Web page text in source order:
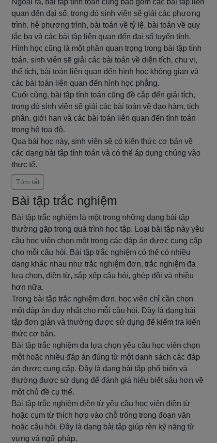
Ngoài ra, bài tập tính toán cũng bao gồm các bài tập liên
quan đến đại số, trong đó sinh viên sẽ giải các phương
trình, hệ phương trình, bài toán về tỷ lệ, bài toán về quy
tắc ba và các bài tập liên quan đến đại số tuyến tính.
Hình học cũng là một phần quan trọng trong bài tập tính
toán, sinh viên sẽ giải các bài toán về diện tích, chu vi,
thể tích, bài toán liên quan đến hình học không gian và
các bài toán liên quan đến hình học phẳng.
Cuối cùng, bài tập tính toán cũng đề cập đến giải tích,
trong đó sinh viên sẽ giải các bài toán về đạo hàm, tích
phân, giới hạn và các bài toán liên quan đến tính toán
trong hệ tọa độ.
Qua bài học này, sinh viên sẽ có kiến thức cơ bản về
các dạng bài tập tính toán và có thể áp dụng chúng vào
thực tế.
Tóm tắt
Bài tập trắc nghiệm
Bài tập trắc nghiệm là một trong những dạng bài tập
thường gặp trong quá trình học tập. Loại bài tập này yêu
cầu học viên chọn một trong các đáp án được cung cấp
cho mỗi câu hỏi. Bài tập trắc nghiệm có thể có nhiều
dạng khác nhau như trắc nghiệm đơn, trắc nghiệm đa
lựa chọn, điền từ, sắp xếp câu hỏi, ghép đôi và nhiều
hơn nữa.
Trong bài tập trắc nghiệm đơn, học viên chỉ cần chọn
một đáp án duy nhất cho mỗi câu hỏi. Đây là dạng bài
tập đơn giản và thường được sử dụng để kiểm tra kiến
thức cơ bản.
Bài tập trắc nghiệm đa lựa chọn yêu cầu học viên chọn
một hoặc nhiều đáp án đúng từ một danh sách các đáp
án được cung cấp. Đây là dạng bài tập phổ biến và
thường được sử dụng để đánh giá hiểu biết sâu hơn về
một chủ đề cụ thể.
Bài tập trắc nghiệm điền từ yêu cầu học viên điền từ
hoặc cụm từ thích hợp vào chỗ trống trong đoạn văn
hoặc câu hỏi. Đây là dạng bài tập giúp rèn kỹ năng từ
vựng và ngữ pháp.